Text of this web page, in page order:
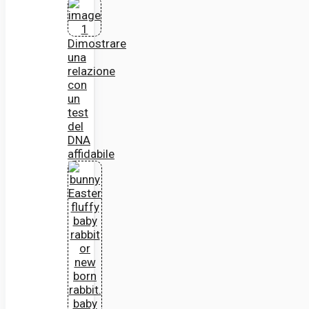
Dimostrare
una
relazione
con
un
test
del
DNA
affidabile